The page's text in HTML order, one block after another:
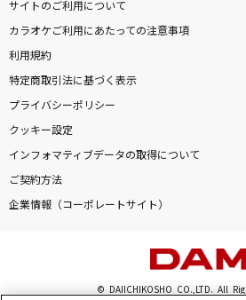
サイトのご利用について
カラオケご利用にあたっての注意事項
利用規約
特定商取引法に基づく表示
プライバシーポリシー
クッキー設定
インフォマティブデータの取得について
ご契約方法
企業情報（コーポレートサイト）
© DAIICHIKOSHO CO.,LTD. All